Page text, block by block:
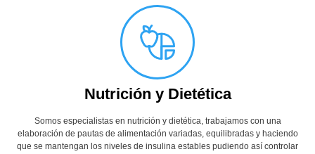
Nutrición y Dietética
Somos especialistas en nutrición y dietética, trabajamos con una
elaboración de pautas de alimentación variadas, equilibradas y haciendo
que se mantengan los niveles de insulina estables pudiendo así controlar